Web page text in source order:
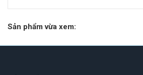
Sản phẩm vừa xem: